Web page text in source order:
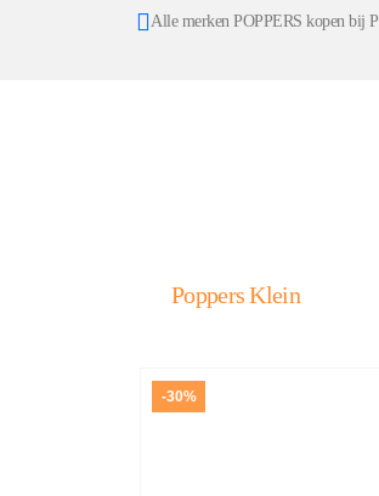
Alle merken POPPERS kopen bij
Poppers Klein
-30%